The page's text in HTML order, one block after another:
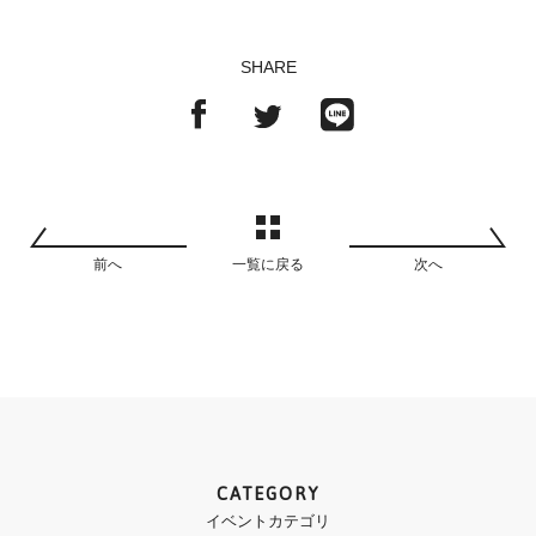
SHARE
前へ 一覧に戻る 次へ
CATEGORY
イベントカテゴリ